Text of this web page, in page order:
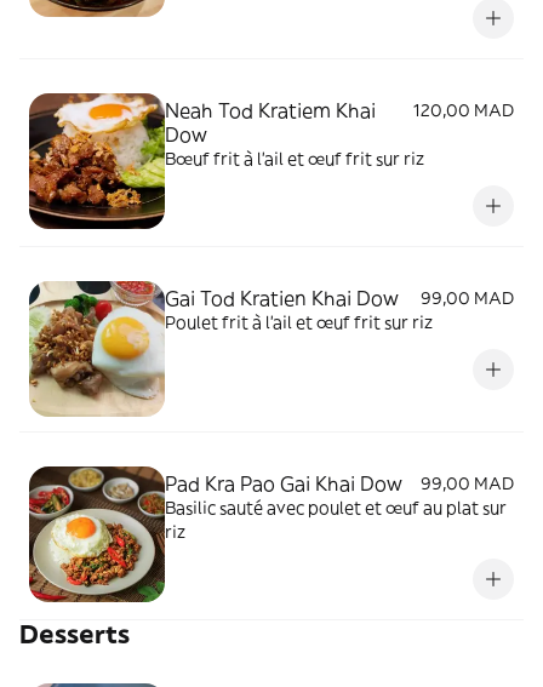
Neah Tod Kratiem Khai
Dow
120,00 MAD
Bœuf frit à l’ail et œuf frit sur riz
Gai Tod Kratien Khai Dow
99,00 MAD
Poulet frit à l’ail et œuf frit sur riz
Pad Kra Pao Gai Khai Dow
99,00 MAD
Basilic sauté avec poulet et œuf au plat sur
riz
Desserts